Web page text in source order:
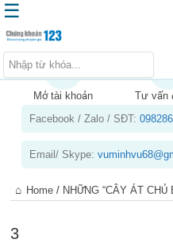
Trang chủ
Kiến thức chứng khoán
Kinh nghiệm đầu tư
Sản phẩm – dịch vụ
Chứng khoán phái sinh
☰
Mở tài khoản Tư vấn
Facebook / Zalo / SĐT:
Email/ Skype:
Home / NHỮNG “CÂY ÁT
3